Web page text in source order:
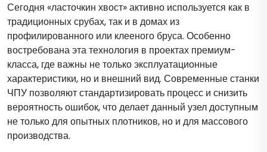
Сегодня «ласточкин хвост» активно используется как в
традиционных срубах, так и в домах из
профилированного или клееного бруса. Особенно
востребована эта технология в проектах премиум-
класса, где важны не только эксплуатационные
характеристики, но и внешний вид. Современные станки
ЧПУ позволяют стандартизировать процесс и снизить
вероятность ошибок, что делает данный узел доступным
не только для опытных плотников, но и для массового
производства.